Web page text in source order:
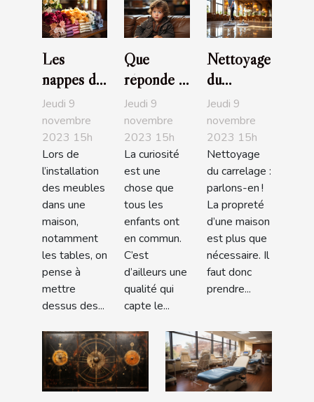
Les
nappes de
table :
parlons-
en !
Jeudi 9
novembre
2023 15h
Lors de
l’installation
des meubles
dans une
maison,
notamment
les tables, on
pense à
mettre
dessus des...
Que
réponde à
l’enfant
qui
demande
l’origine
des bébés
?
Jeudi 9
novembre
2023 15h
La curiosité
est une
chose que
tous les
enfants ont
en commun.
C’est
d’ailleurs une
qualité qui
capte le...
Nettoyage
du
carrelage :
parlons-
en !
Jeudi 9
novembre
2023 15h
Nettoyage
du carrelage :
parlons-en !
La propreté
d’une maison
est plus que
nécessaire. Il
faut donc
prendre...